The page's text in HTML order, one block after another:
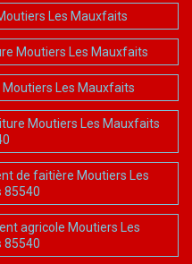
Les Mauxfaits
Moutiers Les Mauxfaits
Les Mauxfaits
Moutiers Les Mauxfaits
de faitière Moutiers Les
85540
agricole Moutiers Les
85540